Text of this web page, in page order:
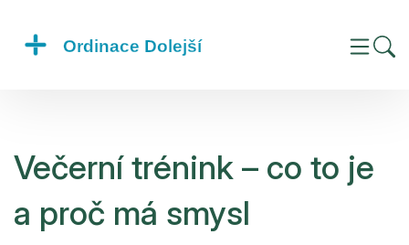
Večerní trénink – co to je
a proč má smysl